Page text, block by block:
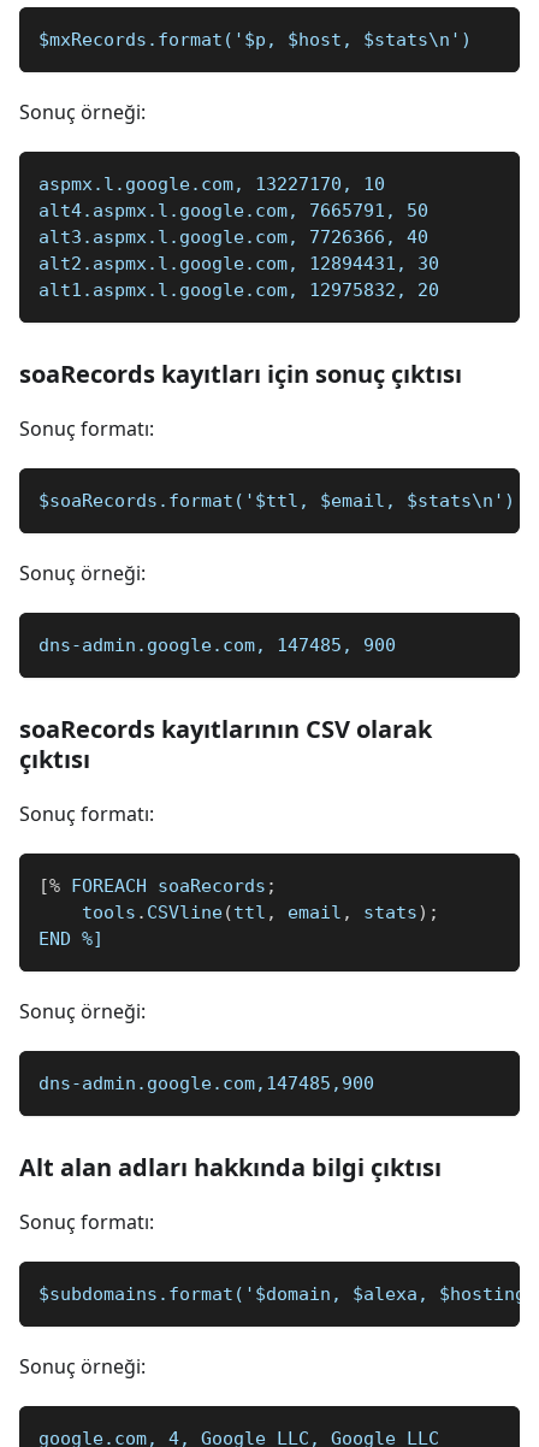
$mxRecords.format('$p, $host, $stats\n')
Sonuç örneği:
aspmx.l.google.com, 13227170, 10
alt4.aspmx.l.google.com, 7665791, 50
alt3.aspmx.l.google.com, 7726366, 40
alt2.aspmx.l.google.com, 12894431, 30
alt1.aspmx.l.google.com, 12975832, 20
soaRecords kayıtları için sonuç çıktısı
Sonuç formatı:
$soaRecords.format('$ttl, $email, $stats\n')
Sonuç örneği:
dns-admin.google.com, 147485, 900
soaRecords kayıtlarının CSV olarak
çıktısı
Sonuç formatı:
[% FOREACH soaRecords ;
    tools
. CSVline(ttl , email , stats) ;
END %]
Sonuç örneği:
dns-admin.google.com,147485,900
Alt alan adları hakkında bilgi çıktısı
Sonuç formatı:
$subdomains.format('$domain, $alexa,
Sonuç örneği:
google.com, 4, Google LLC, Google LLC